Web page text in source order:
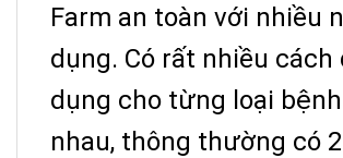
Farm an toàn với nhiều
dụng. Có rất nhiều cách
dụng cho từng loại
nhau, thông thường có